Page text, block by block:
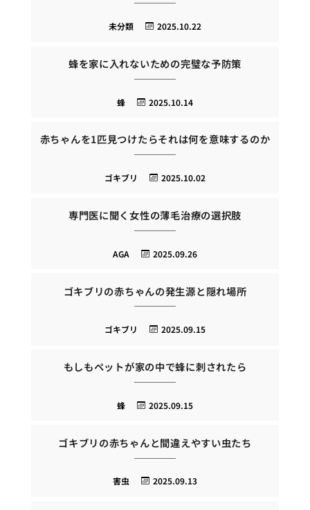
2025.10.22
未分類
蜂を家に入れないための完璧な予防策
2025.10.14
蜂
赤ちゃんを1匹見つけたらそれは何を意味するのか
2025.10.02
ゴキブリ
専門医に聞く女性の薄毛治療の選択肢
2025.09.26
AGA
ゴキブリの赤ちゃんの発生源と隠れ場所
2025.09.15
ゴキブリ
もしもペットが家の中で蜂に刺されたら
2025.09.15
蜂
ゴキブリの赤ちゃんと間違えやすい虫たち
2025.09.13
害虫